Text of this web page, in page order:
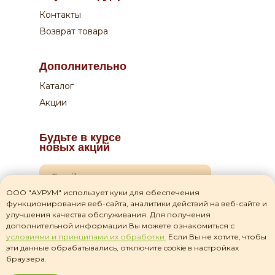
ООО "АУРУМ" использует куки для обеспечения
функционирования веб-сайта, аналитики действий на веб-сайте и
улучшения качества обслуживания. Для получения
дополнительной информации Вы можете ознакомиться с
условиями и принципами их обработки. Если Вы не хотите, чтобы
эти данные обрабатывались, отключите cookie в настройках
браузера.
Контакты
Возврат товара
Будьте в курсе
новых акций
Дополнительно
Каталог
Акции
Я даю согласие наобработку своих персональных данных
конфиденциальности и принимаю его